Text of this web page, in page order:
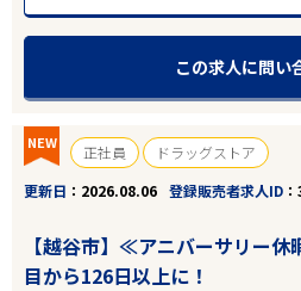
この求人に問い
NEW 正社員
ドラッグストア
更新日
2026.08.06 登録販売者求人ID
【越谷市】≪アニバーサリー
目から126日以上に！